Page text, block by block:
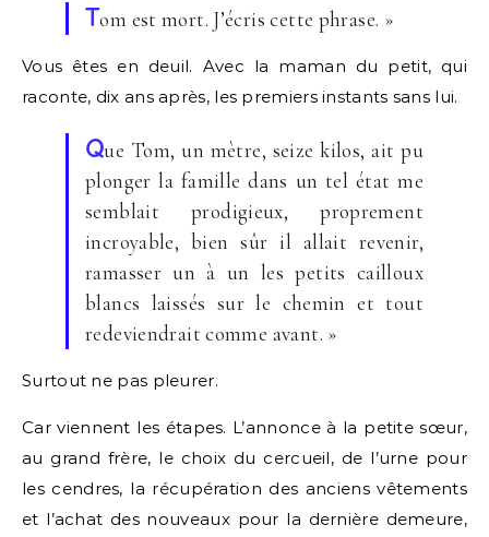
Tom est mort. J’écris cette phrase. »
Vous êtes en deuil. Avec la maman du petit, qui
raconte, dix ans après, les premiers instants sans lui.
Que Tom, un mètre, seize kilos, ait pu
plonger la famille dans un tel état me
semblait prodigieux, proprement
incroyable, bien sûr il allait revenir,
ramasser un à un les petits cailloux
blancs laissés sur le chemin et tout
redeviendrait comme avant. »
Surtout ne pas pleurer.
Car viennent les étapes. L’annonce à la petite sœur,
au grand frère, le choix du cercueil, de l’urne pour
les cendres, la récupération des anciens vêtements
et l’achat des nouveaux pour la dernière demeure,